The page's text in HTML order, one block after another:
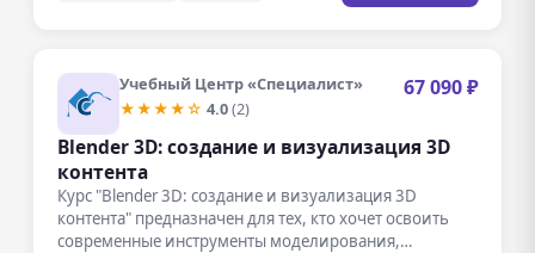
Учебный Центр «Специалист»
★★★★☆ 4.0(2)
67 090 ₽
Blender 3D: создание и визуализация 3D
контента
Курс "Blender 3D: создание и визуализация 3D
контента" предназначен для тех, кто хочет освоить
современные инструменты моделирования,